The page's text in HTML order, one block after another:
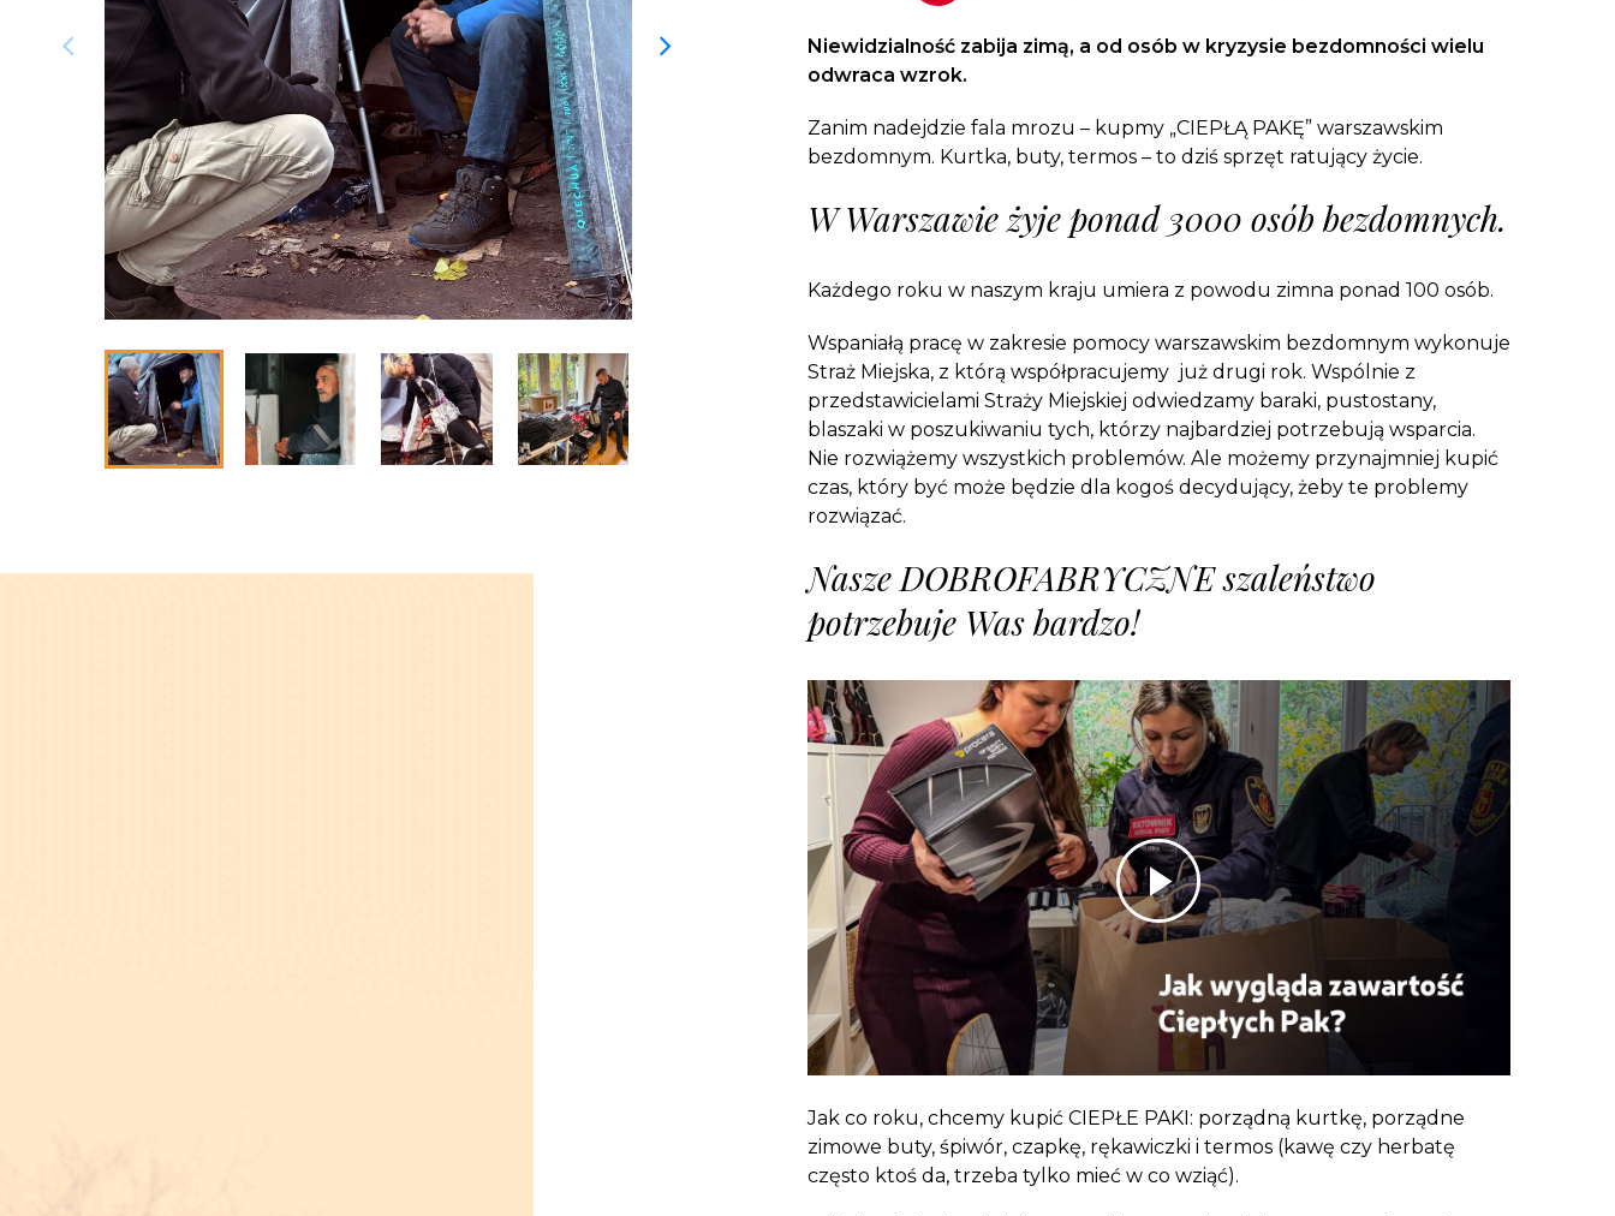
Dobroczynne24
Zrób zakupy dla potrzebujących w
markecie z dobrymi uczynkami
Warzywniak Charbela
Zrób zakupy u niewidomego Charbela i
wspieraj Głodnych
Uratuj dziecko cierpiące z powodu
głodu i wspieraj edukację rodziców
Twoja pomoc
Zweryfikuj, w jaki sposób wydajemy
przekazane Darowizny
Sprawdź cele naszej organizacji
Niewidzialność zabija zimą, a od osób w kryzysie bezdomności wielu
odwraca wzrok.
Zanim nadejdzie fala mrozu – kupmy „CIEPŁĄ PAKĘ” warszawskim
bezdomnym. Kurtka, buty, termos – to dziś sprzęt ratujący życie.
W Warszawie żyje ponad 3000 osób bezdomnych.
Każdego roku w naszym kraju umiera z powodu zimna ponad 100 osób.
Wspaniałą pracę w zakresie pomocy warszawskim bezdomnym wykonuje
Straż Miejska, z którą współpracujemy już drugi rok. Wspólnie z
przedstawicielami Straży Miejskiej odwiedzamy baraki, pustostany,
blaszaki w poszukiwaniu tych, którzy najbardziej potrzebują wsparcia.
Nie rozwiążemy wszystkich problemów. Ale możemy przynajmniej kupić
czas, który być może będzie dla kogoś decydujący, żeby te problemy
rozwiązać.
Nasze DOBROFABRYCZNE szaleństwo
potrzebuje Was bardzo!
Jak co roku, chcemy kupić CIEPŁE PAKI: porządną kurtkę, porządne
zimowe buty, śpiwór, czapkę, rękawiczki i termos (kawę czy herbatę
często ktoś da, trzeba tylko mieć w co wziąć).